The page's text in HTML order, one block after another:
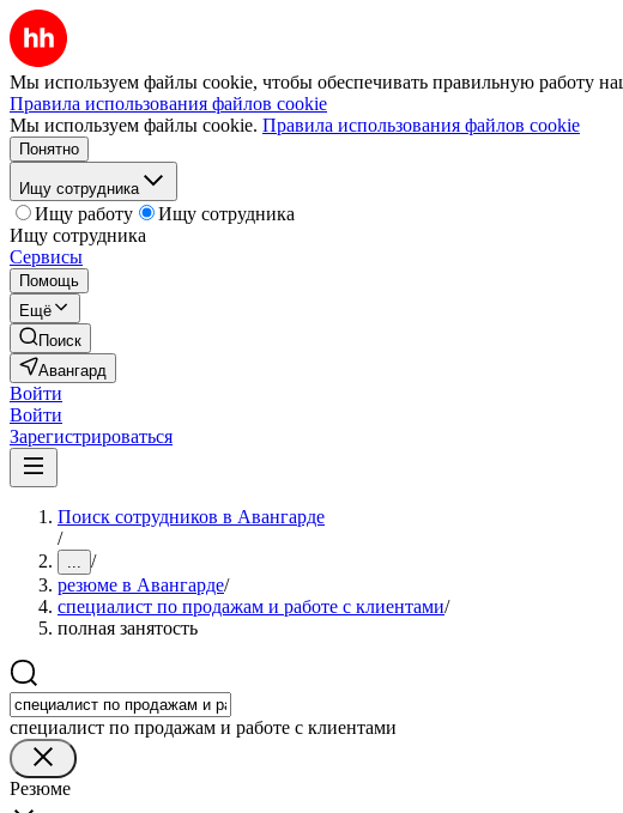
Мы используем файлы cookie, чтобы обеспечивать правильную работу
Правила использования файлов cookie
Мы используем файлы cookie. Правила использования файлов cookie
Понятно
Ищу сотрудника
Ищу работу
Ищу сотрудника
Ищу сотрудника
Сервисы
Помощь
Ещё
Поиск
Авангард
Войти
Войти
Зарегистрироваться
Поиск сотрудников в Авангарде
/
... /
резюме в Авангарде/
специалист по продажам и работе с клиентами/
полная занятость
специалист по продажам и работе с клиентами
Резюме